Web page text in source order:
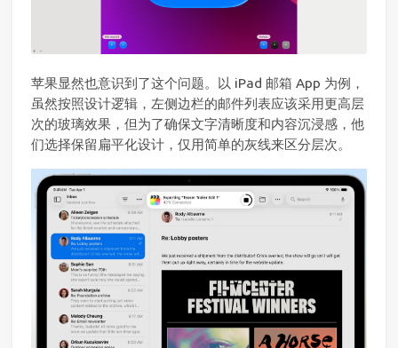
苹果显然也意识到了这个问题。以 iPad 邮箱 App 为例，
虽然按照设计逻辑，左侧边栏的邮件列表应该采用更高层
次的玻璃效果，但为了确保文字清晰度和内容沉浸感，他
们选择保留扁平化设计，仅用简单的灰线来区分层次。